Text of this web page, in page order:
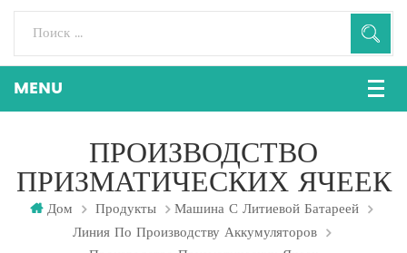
ПРОИЗВОДСТВО
ПРИЗМАТИЧЕСКИХ ЯЧЕЕК
Дом Продукты
Машина С Литиевой Батареей
Линия По Производству Аккумуляторов